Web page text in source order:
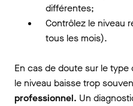
différentes;
Contrôlez le niveau
tous les mois).
En cas de doute sur le
le niveau baisse trop
professionnel. Un